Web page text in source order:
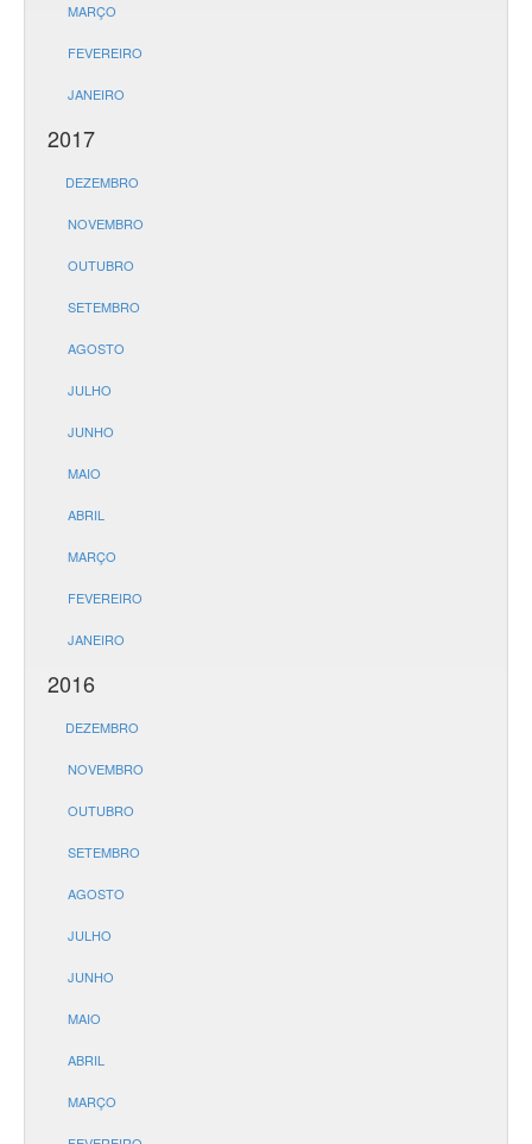
MARÇO
FEVEREIRO
JANEIRO
2017
DEZEMBRO
NOVEMBRO
OUTUBRO
SETEMBRO
AGOSTO
JULHO
JUNHO
MAIO
ABRIL
MARÇO
FEVEREIRO
JANEIRO
2016
DEZEMBRO
NOVEMBRO
OUTUBRO
SETEMBRO
AGOSTO
JULHO
JUNHO
MAIO
ABRIL
MARÇO